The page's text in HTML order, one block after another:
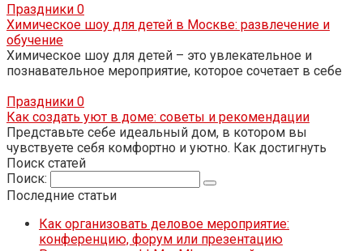
Праздники 0
Химическое шоу для детей в Москве: развлечение и
обучение
Химическое шоу для детей – это увлекательное и
познавательное мероприятие, которое сочетает в себе
Праздники 0
Как создать уют в доме: советы и рекомендации
Представьте себе идеальный дом, в котором вы
чувствуете себя комфортно и уютно. Как достигнуть
Поиск статей
Поиск:
Последние статьи
Как организовать деловое мероприятие:
конференцию, форум или презентацию